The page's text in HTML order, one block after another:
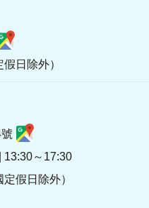
日除外）
～17:30
假日除外）